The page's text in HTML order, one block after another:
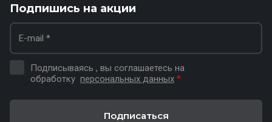
Подпишись на акции
Подписываясь , вы соглашаетесь на
обработку персональных данных *
Подписаться